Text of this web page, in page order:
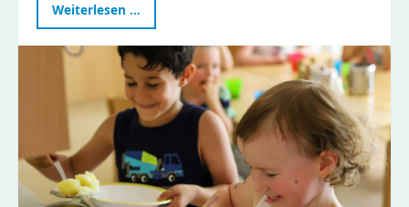
Weiterlesen …
im
Naturkinderhaus
Esche